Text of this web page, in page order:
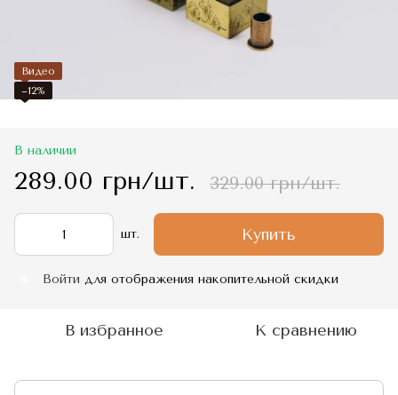
Видео
−12%
В наличии
289.00 грн/шт. 329.00 грн/шт.
шт. Купить
Войти для отображения накопительной скидки
В избранное К сравнению